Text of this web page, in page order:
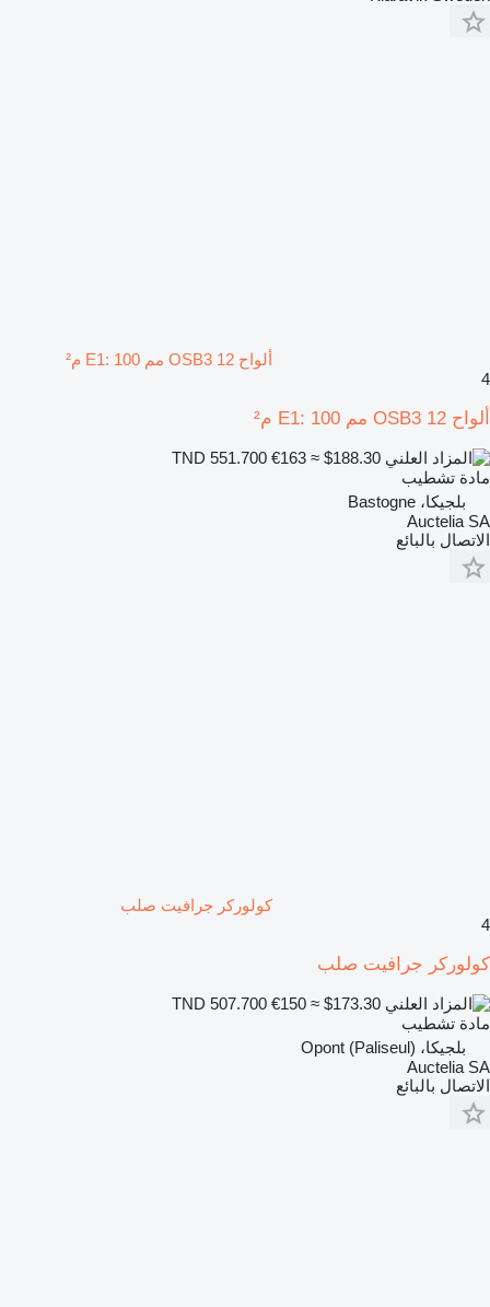
ألواح OSB3 12 مم E1: 100 م²
4
ألواح OSB3 12 مم E1: 100 م²
€163 ≈ $188.30
مادة تشطيب
بلجيكا، Bastogne
Auctelia SA
الاتصال بالبائع
كولوركر جرافيت صلب
4
كولوركر جرافيت صلب
€150 ≈ $173.30
مادة تشطيب
بلجيكا، Opont (Paliseul)
Auctelia SA
الاتصال بالبائع